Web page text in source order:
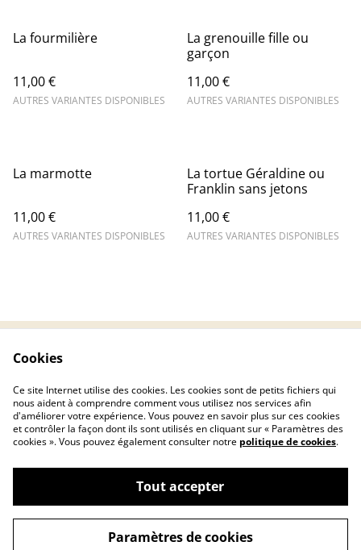
La fourmilière
11,00 €
AUTRES VARIANTES DISPONIBLES
La grenouille fille ou
garçon
11,00 €
AUTRES VARIANTES DISPONIBLES
La marmotte
11,00 €
AUTRES VARIANTES DISPONIBLES
La tortue Géraldine ou
Franklin sans jetons
11,00 €
AUTRES VARIANTES DISPONIBLES
Politique de
confidentialité
Politique de cookies
©2026Chryscreativ
Cookies
Ce site Internet utilise des cookies. Les cookies sont de petits fichiers qui
nous aident à comprendre comment vous utilisez nos services afin
d'améliorer votre expérience. Vous pouvez en savoir plus sur ces cookies
et contrôler la façon dont ils sont utilisés en cliquant sur « Paramètres des
cookies ». Vous pouvez également consulter notre politique de cookies.
Tout accepter
Paramètres de cookies